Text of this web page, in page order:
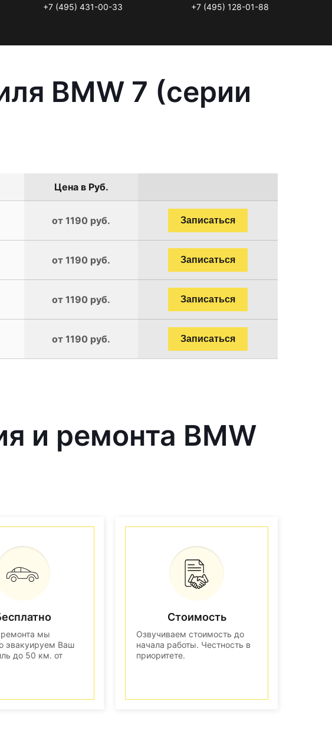
+7 (495) 431-00-33
+7 (495) 128-01-88
BMW 7 (серии
Цена в Руб.
от 1190 руб. Записаться
от 1190 руб. Записаться
от 1190 руб. Записаться
от 1190 руб. Записаться
и ремонта BMW
ремонта мы
эвакуируем Ваш
до 50 км. от
Стоимость
Озвучиваем стоимость до
начала работы. Честность в
приоритете.